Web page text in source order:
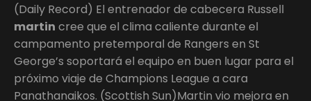
(Daily Record) El entrenador de cabecera Russell
martin cree que el clima caliente durante el
campamento pretemporal de Rangers en St
George’s soportará el equipo en buen lugar para el
próximo viaje de Champions League a cara
Panathanaikos. (Scottish Sun)Martin vio mejora en